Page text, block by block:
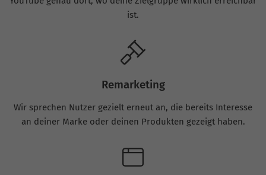
ist.
Remarketing
Wir sprechen Nutzer gezielt erneut an, die bereits Interesse
an deiner Marke oder deinen Produkten gezeigt haben.